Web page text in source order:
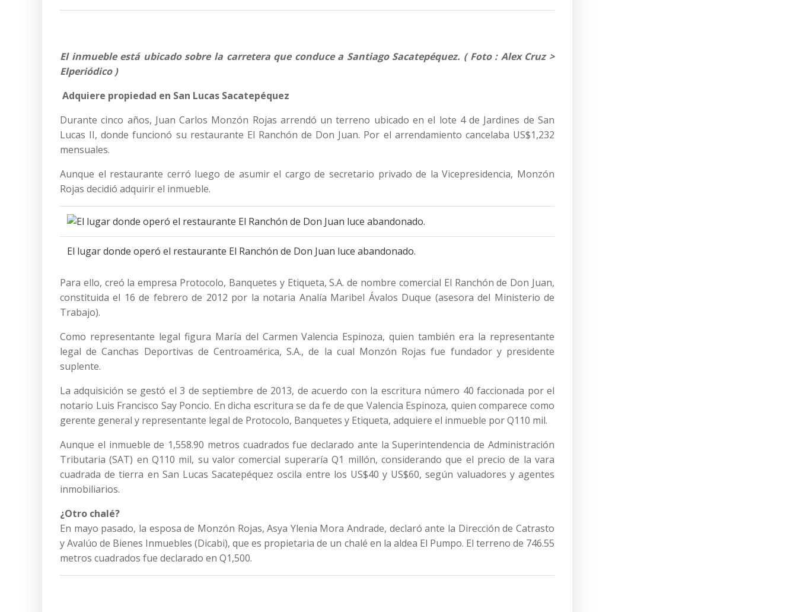
El inmueble está ubicado sobre la carretera que conduce a Santiago Sacatepéquez. ( Foto : Alex Cruz >
Elperiódico )
Adquiere propiedad en San Lucas Sacatepéquez
Durante cinco años, Juan Carlos Monzón Rojas arrendó un terreno ubicado en el lote 4 de Jardines de San
Lucas II, donde funcionó su restaurante El Ranchón de Don Juan. Por el arrendamiento cancelaba US$1,232
mensuales.
Aunque el restaurante cerró luego de asumir el cargo de secretario privado de la Vicepresidencia, Monzón
Rojas decidió adquirir el inmueble.
El lugar donde operó el restaurante El Ranchón de Don Juan luce abandonado.
Para ello, creó la empresa Protocolo, Banquetes y Etiqueta, S.A. de nombre comercial El Ranchón de Don Juan,
constituida el 16 de febrero de 2012 por la notaria Analía Maribel Ávalos Duque (asesora del Ministerio de
Trabajo).
Como representante legal figura María del Carmen Valencia Espinoza, quien también era la representante
legal de Canchas Deportivas de Centroamérica, S.A., de la cual Monzón Rojas fue fundador y presidente
suplente.
La adquisición se gestó el 3 de septiembre de 2013, de acuerdo con la escritura número 40 faccionada por el
notario Luis Francisco Say Poncio. En dicha escritura se da fe de que Valencia Espinoza, quien comparece como
gerente general y representante legal de Protocolo, Banquetes y Etiqueta, adquiere el inmueble por Q110 mil.
Aunque el inmueble de 1,558.90 metros cuadrados fue declarado ante la Superintendencia de Administración
Tributaria (SAT) en Q110 mil, su valor comercial superaría Q1 millón, considerando que el precio de la vara
cuadrada de tierra en San Lucas Sacatepéquez oscila entre los US$40 y US$60, según valuadores y agentes
inmobiliarios.
¿Otro chalé?
En mayo pasado, la esposa de Monzón Rojas, Asya Ylenia Mora Andrade, declaró ante la Dirección de Catrasto
y Avalúo de Bienes Inmuebles (Dicabi), que es propietaria de un chalé en la aldea El Pumpo. El terreno de 746.55
metros cuadrados fue declarado en Q1,500.